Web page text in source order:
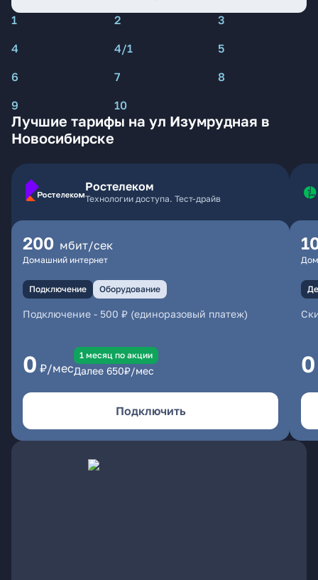
1 2
3
4
4/1
5
6
7
8
9
10
Лучшие тарифы на ул Изумрудная в
Новосибирске
Ростелеком
Технологии доступа. Тест-драйв
200 мбит/сек
Домашний интернет
Подключение Оборудование
Подключение - 500 ₽ (единоразовый платеж)
0 ₽/мес
1 месяц по акции
Далее 650₽/мес
Подключить
0